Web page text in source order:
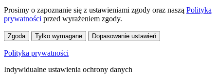
Prosimy o zapoznanie się z ustawieniami zgody oraz naszą Polityką
prywatności przed wyrażeniem zgody.
Zgoda Tylko wymagane Dopasowanie ustawień
Polityka prywatności
Indywidualne ustawienia ochrony danych